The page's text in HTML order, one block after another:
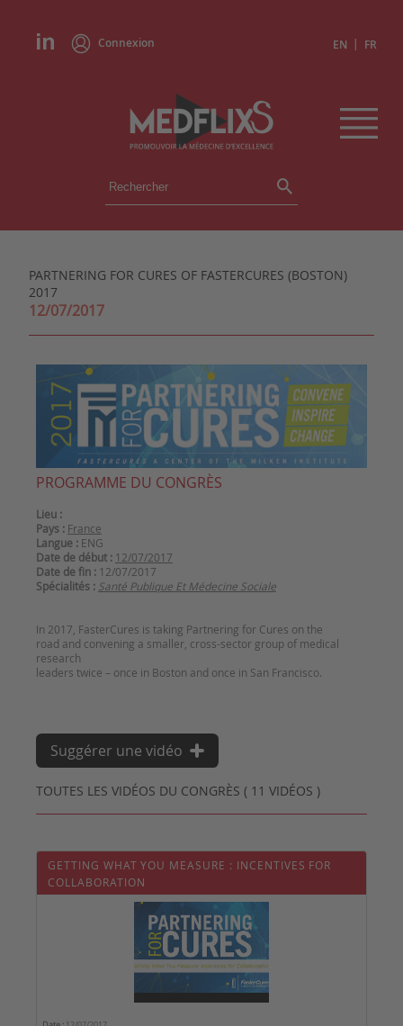
Connexion EN | FR
ÉVÉNEMENTS
INSTITUTIONS
CONGRÈS EN RÉSUMÉ
PARTNERING FOR CURES OF FASTERCURES (BOSTON)
2017
12/07/2017
PROGRAMME DU CONGRÈS
Lieu :
Pays : France
Langue : ENG
Date de début : 12/07/2017
Date de fin : 12/07/2017
Spécialités : Santé Publique Et Médecine Sociale
In 2017, FasterCures is taking Partnering for Cures on the
road and convening a smaller, cross-sector group of medical
research
leaders twice – once in Boston and once in San Francisco.
TOUTES LES VIDÉOS DU CONGRÈS ( 11 VIDÉOS )
Suggérer une vidéo
GETTING WHAT YOU MEASURE : INCENTIVES FOR
COLLABORATION